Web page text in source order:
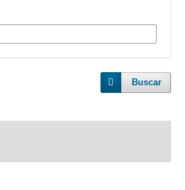
Buscar